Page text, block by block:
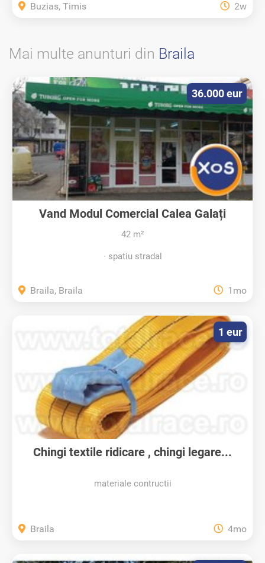
Buzias, Timis 2w
Mai multe anunturi din Braila
Vand Modul Comercial Calea Galați
42 m²
spatiu stradal
36.000 eur
Braila, Braila 1mo
Chingi textile ridicare , chingi legare...
materiale contructii
1 eur
Braila 4mo